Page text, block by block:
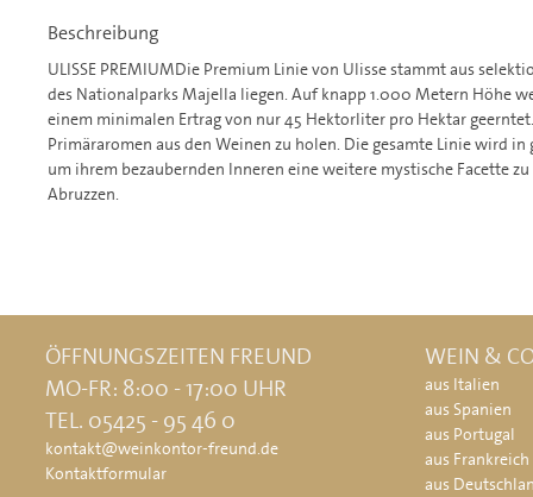
Beschreibung
ULISSE PREMIUMDie Premium Linie von Ulisse stammt aus
des Nationalparks Majella liegen. Auf knapp 1.000 Metern Höhe
einem minimalen Ertrag von nur 45 Hektorliter pro Hektar
Primäraromen aus den Weinen zu holen. Die gesamte Linie wird
um ihrem bezaubernden Inneren eine weitere mystische Facette
Abruzzen.
ÖFFNUNGSZEITEN FREUND
MO-FR: 8:00 - 17:00 UHR
TEL. 05425 - 95 46 0
kontakt@weinkontor-freund.de
Kontaktformular
WEIN &
aus Italien
aus Spanien
aus Portugal
aus Frankreich
aus